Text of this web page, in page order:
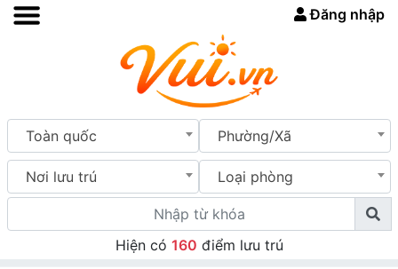
Đăng nhập
Toàn quốc Phường/Xã
Nơi lưu trú Loại phòng
Hiện có 160 điểm lưu trú